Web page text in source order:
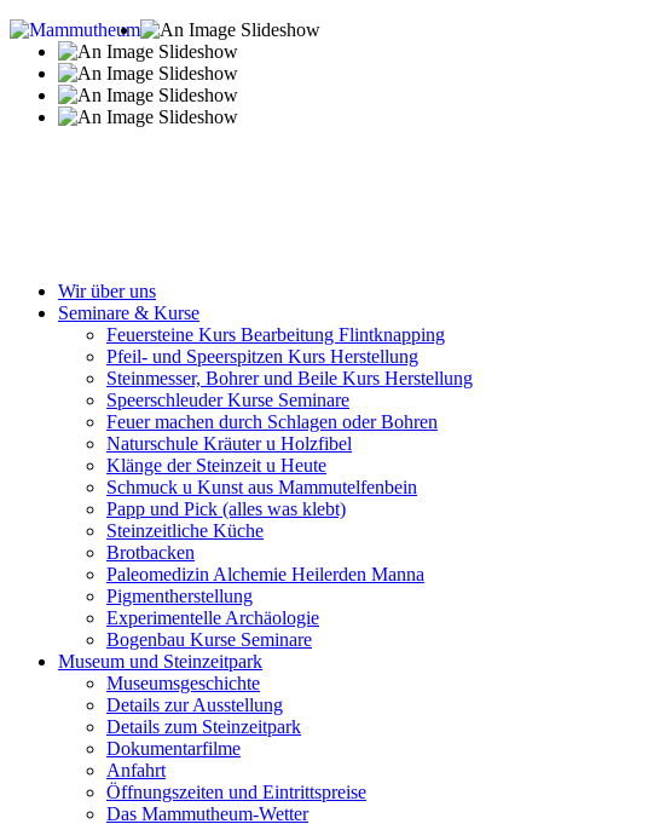
Wir über uns
Seminare & Kurse
Feuersteine Kurs Bearbeitung Flintknapping
Pfeil- und Speerspitzen Kurs Herstellung
Steinmesser, Bohrer und Beile Kurs Herstellung
Speerschleuder Kurse Seminare
Feuer machen durch Schlagen oder Bohren
Naturschule Kräuter u Holzfibel
Klänge der Steinzeit u Heute
Schmuck u Kunst aus Mammutelfenbein
Papp und Pick (alles was klebt)
Steinzeitliche Küche
Brotbacken
Paleomedizin Alchemie Heilerden Manna
Pigmentherstellung
Experimentelle Archäologie
Bogenbau Kurse Seminare
Museum und Steinzeitpark
Museumsgeschichte
Details zur Ausstellung
Details zum Steinzeitpark
Dokumentarfilme
Anfahrt
Öffnungszeiten und Eintrittspreise
Das Mammutheum-Wetter